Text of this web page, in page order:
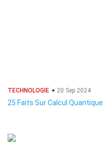
TECHNOLOGIE 20 Sep 2024
25 Faits Sur Calcul Quantique